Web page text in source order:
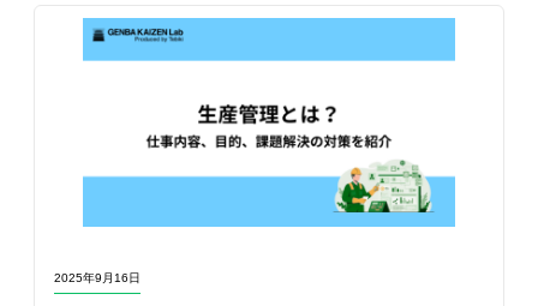
2025年9月16日